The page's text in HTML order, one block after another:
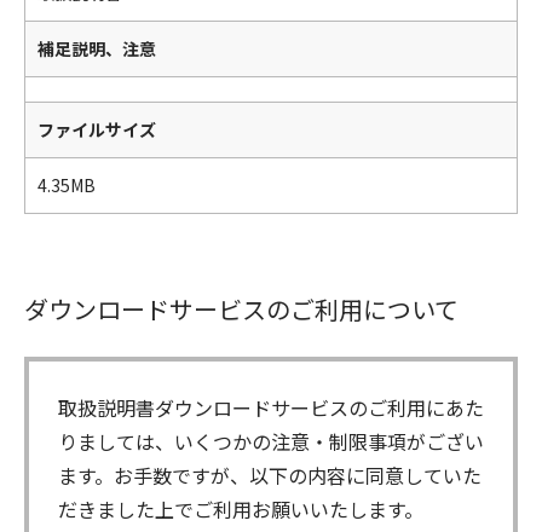
補足説明、注意
ファイルサイズ
4.35MB
ダウンロードサービスのご利用について
取扱説明書ダウンロードサービスのご利用にあた
りましては、いくつかの注意・制限事項がござい
ます。お手数ですが、以下の内容に同意していた
だきました上でご利用お願いいたします。